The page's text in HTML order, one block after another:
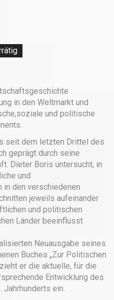
in den Weltmarkt und
und politische
seit dem letzten Drittel des
geprägt durch seine
Dieter Boris untersucht, in
und
in den verschiedenen
jeweils aufeinander
und politischen
Länder beeinflusst
Neuausgabe seines
Buches „Zur Politischen
er die aktuelle, für die
Entwicklung des
ein.